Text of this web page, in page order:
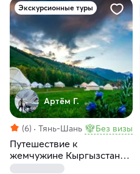
Экскурсионные туры
Артём Г.
(6) Тянь-Шань Без визы
Путешествие к
жемчужине Кыргызстана
за 7 дней